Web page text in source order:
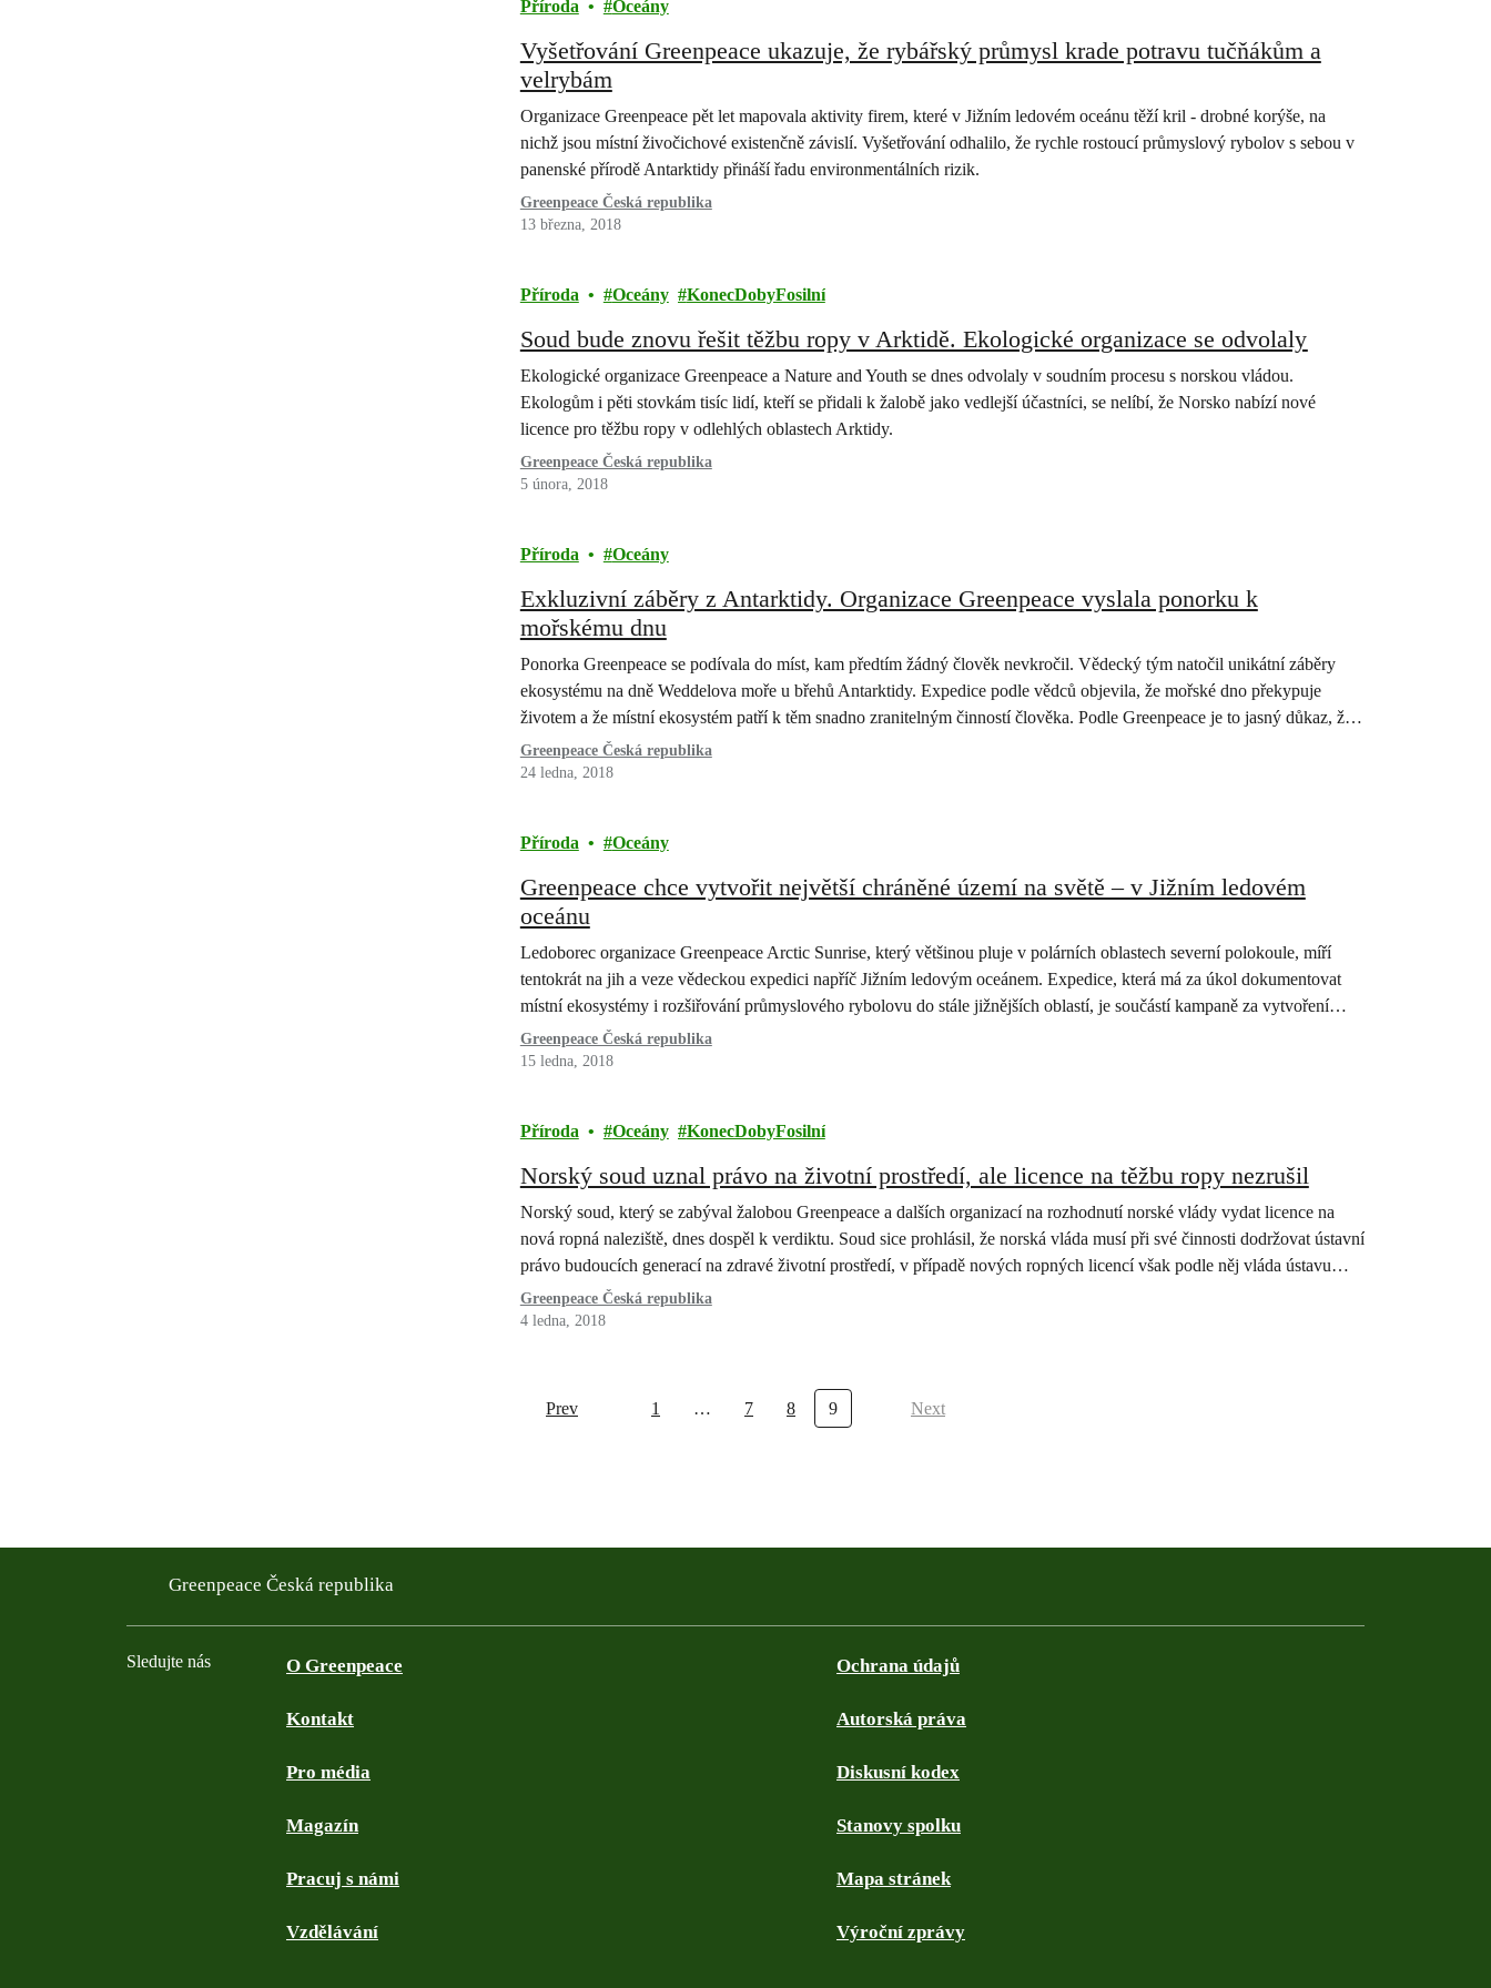
Příroda Oceány
Vyšetřování Greenpeace ukazuje, že rybářský průmysl krade potravu tučňákům a
velrybám
Organizace Greenpeace pět let mapovala aktivity firem, které v Jižním ledovém oceánu těží kril - drobné korýše, na
nichž jsou místní živočichové existenčně závislí. Vyšetřování odhalilo, že rychle rostoucí průmyslový rybolov s sebou v
panenské přírodě Antarktidy přináší řadu environmentálních rizik.
Greenpeace Česká republika
13 března, 2018
Příroda Oceány KonecDobyFosilní
Soud bude znovu řešit těžbu ropy v Arktidě. Ekologické organizace se odvolaly
Ekologické organizace Greenpeace a Nature and Youth se dnes odvolaly v soudním procesu s norskou vládou.
Ekologům i pěti stovkám tisíc lidí, kteří se přidali k žalobě jako vedlejší účastníci, se nelíbí, že Norsko nabízí nové
licence pro těžbu ropy v odlehlých oblastech Arktidy.
Greenpeace Česká republika
5 února, 2018
Příroda Oceány
Exkluzivní záběry z Antarktidy. Organizace Greenpeace vyslala ponorku k
mořskému dnu
Ponorka Greenpeace se podívala do míst, kam předtím žádný člověk nevkročil. Vědecký tým natočil unikátní záběry
ekosystému na dně Weddelova moře u břehů Antarktidy. Expedice podle vědců objevila, že mořské dno překypuje
životem a že místní ekosystém patří k těm snadno zranitelným činností člověka. Podle Greenpeace je to jasný důkaz, že
by ve Weddelově moři…
Greenpeace Česká republika
24 ledna, 2018
Příroda Oceány
Greenpeace chce vytvořit největší chráněné území na světě – v Jižním ledovém
oceánu
Ledoborec organizace Greenpeace Arctic Sunrise, který většinou pluje v polárních oblastech severní polokoule, míří
tentokrát na jih a veze vědeckou expedici napříč Jižním ledovým oceánem. Expedice, která má za úkol dokumentovat
místní ekosystémy i rozšiřování průmyslového rybolovu do stále jižnějších oblastí, je součástí kampaně za vytvoření
největšího chráněného území na světě.
Greenpeace Česká republika
15 ledna, 2018
Příroda Oceány KonecDobyFosilní
Norský soud uznal právo na životní prostředí, ale licence na těžbu ropy nezrušil
Norský soud, který se zabýval žalobou Greenpeace a dalších organizací na rozhodnutí norské vlády vydat licence na
nová ropná naleziště, dnes dospěl k verdiktu. Soud sice prohlásil, že norská vláda musí při své činnosti dodržovat ústavní
právo budoucích generací na zdravé životní prostředí, v případě nových ropných licencí však podle něj vláda ústavu
neporušila.
Greenpeace Česká republika
4 ledna, 2018
Prev 1 … 7 8 9 Next
Greenpeace Česká republika
Sledujte nás O Greenpeace
Kontakt
Pro média
Magazín
Pracuj s námi
Vzdělávání
Ochrana údajů
Autorská práva
Diskusní kodex
Stanovy spolku
Mapa stránek
Výroční zprávy